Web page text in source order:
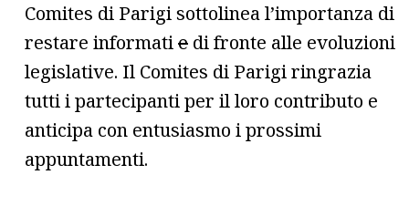
Comites di Parigi sottolinea l’importanza di
restare informatie di fronte alle evoluzioni
legislative. Il Comites di Parigi ringrazia
tutti i partecipanti per il loro contributo e
anticipa con entusiasmo i prossimi
appuntamenti.